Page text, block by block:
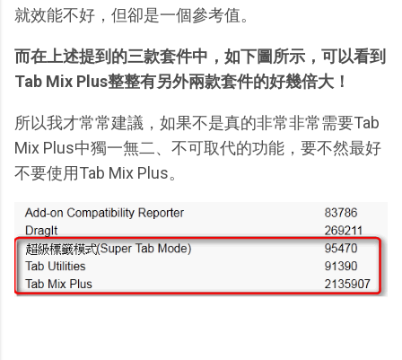
就效能不好，但卻是一個參考值。
而在上述提到的三款套件中，如下圖所示，可以看到
Tab Mix Plus整整有另外兩款套件的好幾倍大！
所以我才常常建議，如果不是真的非常非常需要Tab
Mix Plus中獨一無二、不可取代的功能，要不然最好
不要使用Tab Mix Plus。